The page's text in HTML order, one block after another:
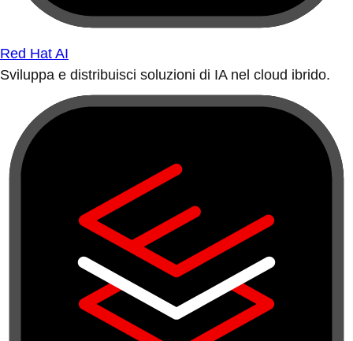
Red Hat AI
Sviluppa e distribuisci soluzioni di IA nel cloud ibrido.